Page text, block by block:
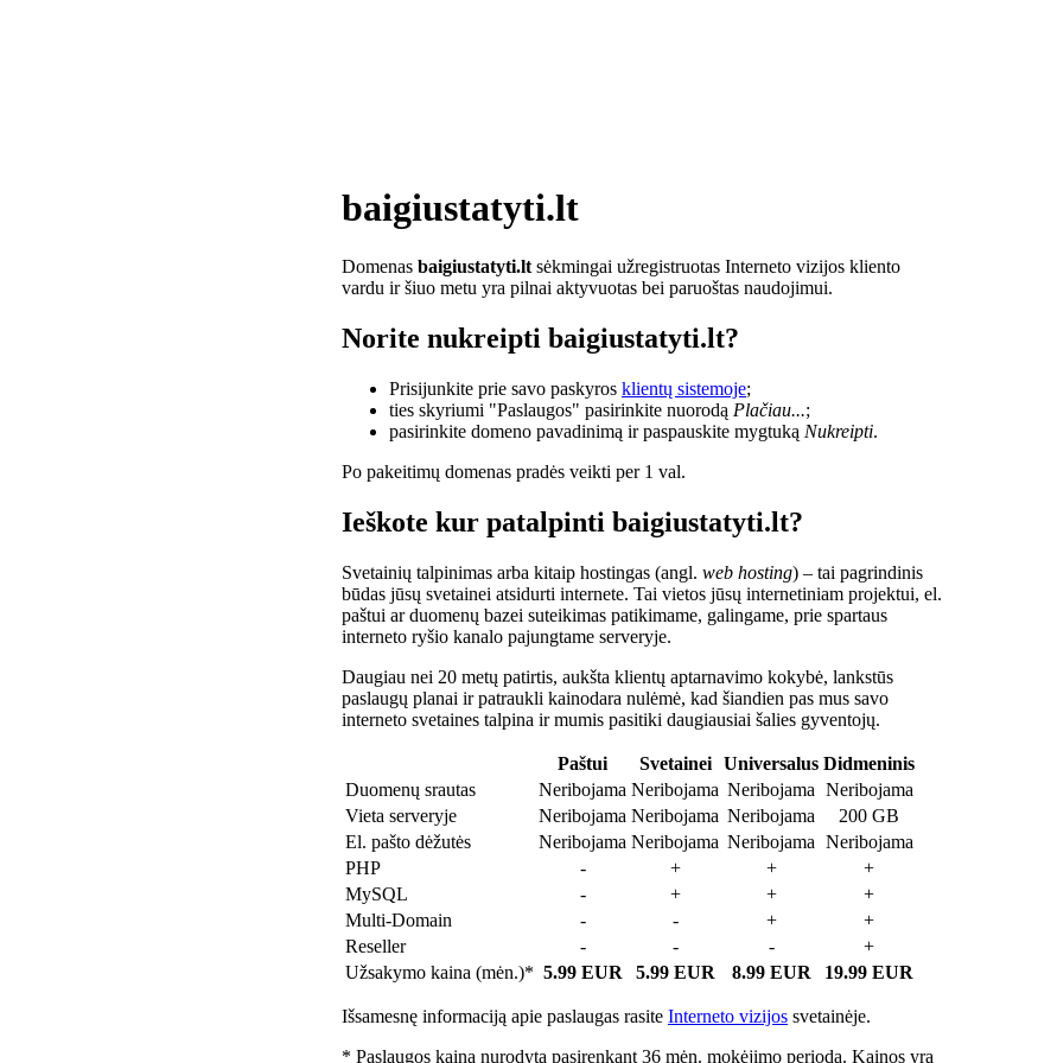
baigiustatyti.lt
Domenas baigiustatyti.lt sėkmingai užregistruotas Interneto vizijos kliento
vardu ir šiuo metu yra pilnai aktyvuotas bei paruoštas naudojimui.
Norite nukreipti baigiustatyti.lt?
Prisijunkite prie savo paskyros klientų sistemoje;
ties skyriumi "Paslaugos" pasirinkite nuorodą Plačiau...;
pasirinkite domeno pavadinimą ir paspauskite mygtuką Nukreipti.
Po pakeitimų domenas pradės veikti per 1 val.
Ieškote kur patalpinti baigiustatyti.lt?
Svetainių talpinimas arba kitaip hostingas (angl. web hosting) – tai pagrindinis
būdas jūsų svetainei atsidurti internete. Tai vietos jūsų internetiniam projektui, el.
paštui ar duomenų bazei suteikimas patikimame, galingame, prie spartaus
interneto ryšio kanalo pajungtame serveryje.
Daugiau nei 20 metų patirtis, aukšta klientų aptarnavimo kokybė, lankstūs
paslaugų planai ir patraukli kainodara nulėmė, kad šiandien pas mus savo
interneto svetaines talpina ir mumis pasitiki daugiausiai šalies gyventojų.
Paštui Svetainei Universalus Didmeninis
Duomenų srautas
Neribojama Neribojama Neribojama Neribojama
Vieta serveryje
Neribojama Neribojama Neribojama
200 GB
El. pašto dėžutės
Neribojama Neribojama Neribojama Neribojama
PHP
- + +
+
MySQL
- + +
+
Multi-Domain
- - +
+
Reseller
- - -
+
Užsakymo kaina (mėn.)* 5.99 EUR 5.99 EUR 8.99 EUR 19.99 EUR
Išsamesnę informaciją apie paslaugas rasite Interneto vizijos svetainėje.
* Paslaugos kaina nurodyta pasirenkant 36 mėn. mokėjimo periodą. Kainos yra